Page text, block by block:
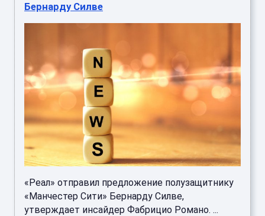
Бернарду Силве
«Реал» отправил предложение полузащитнику
«Манчестер Сити» Бернарду Силве,
утверждает инсайдер Фабрицио Романо. ...